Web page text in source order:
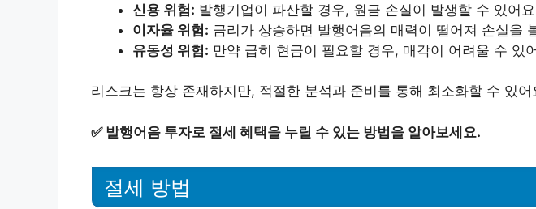
신용 위험: 발행기업이 파산할 경우, 원금 손실이 발생할 수 있어
이자율 위험: 금리가 상승하면 발행어음의 매력이 떨어져 손실을
유동성 위험: 만약 급히 현금이 필요할 경우, 매각이 어려울 수 있
리스크는 항상 존재하지만, 적절한 분석과 준비를 통해 최소화할 수 있어
✅ 발행어음 투자로 절세 혜택을 누릴 수 있는 방법을 알아보세요.
절세 방법